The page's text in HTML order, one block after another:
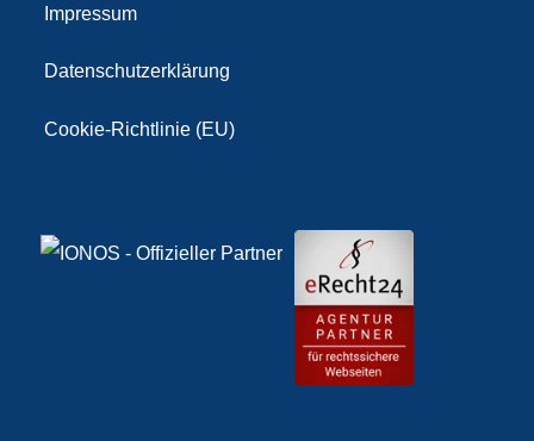
Impressum
Datenschutzerklärung
Cookie-Richtlinie (EU)